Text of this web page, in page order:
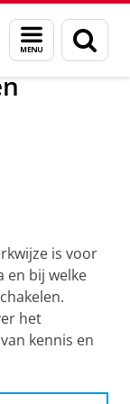
Menu
en
zoeken
is voor
en bij welke
het
kennis en